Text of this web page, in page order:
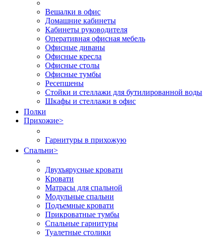
Вешалки в офис
Домашние кабинеты
Кабинеты руководителя
Оперативная офисная мебель
Офисные диваны
Офисные кресла
Офисные столы
Офисные тумбы
Ресепшены
Стойки и стеллажи для бутилированной воды
Шкафы и стеллажи в офис
Полки
Прихожие>
Гарнитуры в прихожую
Спальни>
Двухъярусные кровати
Кровати
Матрасы для спальной
Модульные спальни
Подъемные кровати
Прикроватные тумбы
Спальные гарнитуры
Туалетные столики